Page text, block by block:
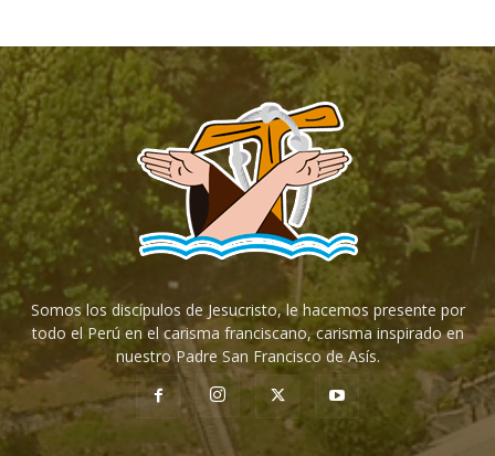
Somos los discípulos de Jesucristo, le hacemos presente por
todo el Perú en el carisma franciscano, carisma inspirado en
nuestro Padre San Francisco de Asís.